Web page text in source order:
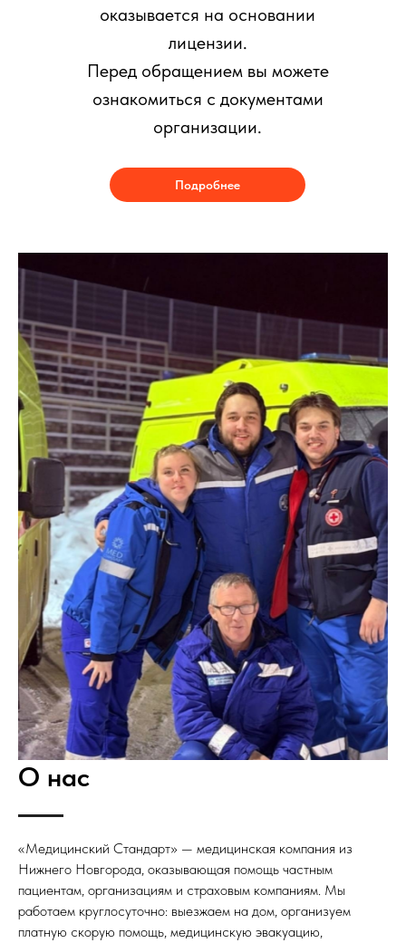
оказывается на основании
лицензии.
Перед обращением вы можете
ознакомиться с документами
организации.
Подробнее
О нас
«Медицинский Стандарт» — медицинская компания из
Нижнего Новгорода, оказывающая помощь частным
пациентам, организациям и страховым компаниям. Мы
работаем круглосуточно: выезжаем на дом, организуем
платную скорую помощь, медицинскую эвакуацию,